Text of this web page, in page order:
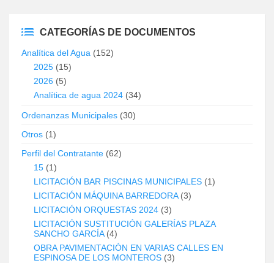
CATEGORÍAS DE DOCUMENTOS
Analítica del Agua (152)
2025 (15)
2026 (5)
Analítica de agua 2024 (34)
Ordenanzas Municipales (30)
Otros (1)
Perfil del Contratante (62)
15 (1)
LICITACIÓN BAR PISCINAS MUNICIPALES (1)
LICITACIÓN MÁQUINA BARREDORA(3)
LICITACIÓN ORQUESTAS 2024 (3)
LICITACIÓN SUSTITUCIÓN GALERÍAS PLAZA
SANCHO GARCÍA(4)
OBRA PAVIMENTACIÓN EN VARIAS CALLES EN
ESPINOSA DE LOS MONTEROS (3)